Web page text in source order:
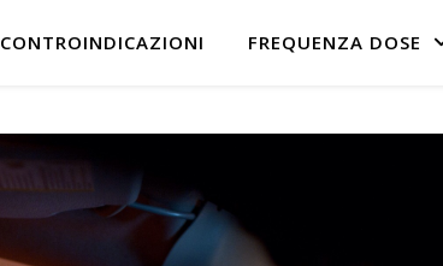
CONTROINDICAZIONI FREQUENZA DOSE